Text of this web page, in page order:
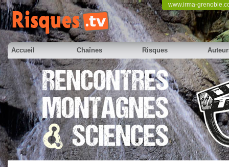
www.irma-
Accueil Chaînes Risques